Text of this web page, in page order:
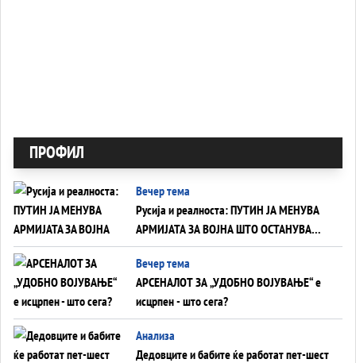
ПРОФИЛ
Вечер тема
Русија и реалноста: ПУТИН ЈА МЕНУВА
АРМИЈАТА ЗА ВОЈНА ШТО ОСТАНУВА
БЕЗ ФРОНТ
Вечер тема
АРСЕНАЛОТ ЗА „УДОБНО ВОЈУВАЊЕ“ е
исцрпен - што сега?
Анализа
Дедовците и бабите ќе работат пет-шест